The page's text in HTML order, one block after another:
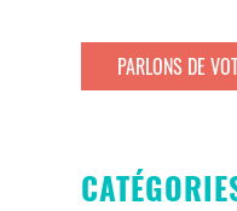
PARLONS DE